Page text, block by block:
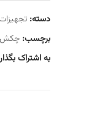
دسته:
برچسب: چکش
به اشتراک